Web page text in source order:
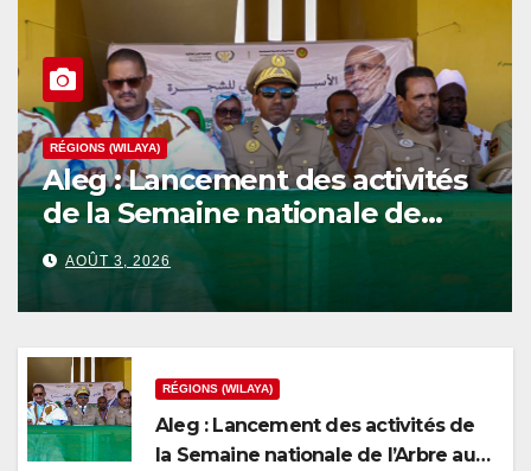
RÉGIONS (WILAYA)
Aleg : Lancement des activités
de la Semaine nationale de
l’Arbre au niveau de la wilaya
du Brakna
AOÛT 3, 2026
RÉGIONS (WILAYA)
Aleg : Lancement des activités de
la Semaine nationale de l’Arbre au